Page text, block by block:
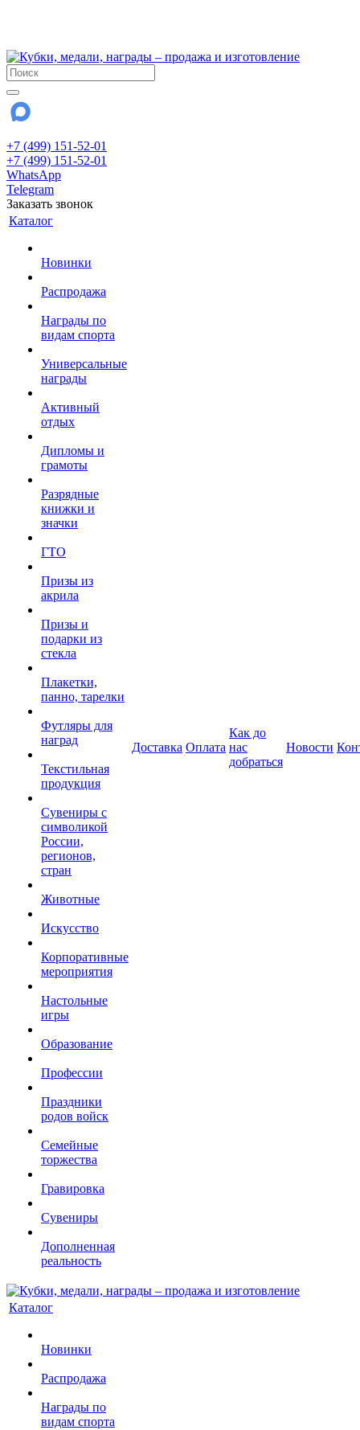
+7 (499) 151-52-01
+7 (499) 151-52-01
WhatsApp
Telegram
Заказать звонок
Каталог
Новинки
Распродажа
Награды по
видам спорта
Универсальные
награды
Активный
отдых
Дипломы и
грамоты
Разрядные
книжки и
значки
ГТО
Призы из
акрила
Призы и
подарки из
стекла
Плакетки,
панно, тарелки
Футляры для
наград
Текстильная
продукция
Сувениры с
символикой
России,
регионов,
стран
Животные
Искусство
Корпоративные
мероприятия
Настольные
игры
Образование
Профессии
Праздники
родов войск
Семейные
торжества
Гравировка
Сувениры
Дополненная
реальность
Доставка Оплата
Как до
нас
добраться
Новости
Каталог
Новинки
Распродажа
Награды по
видам спорта